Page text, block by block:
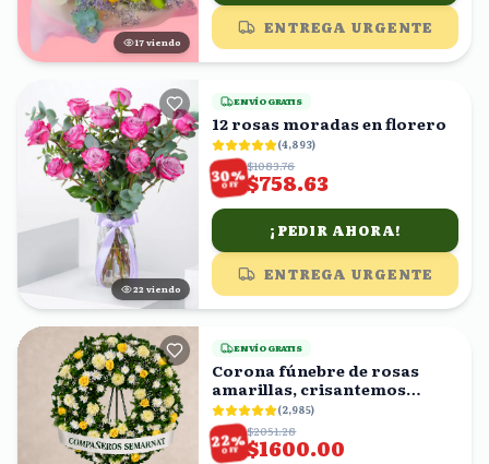
17 viendo
ENTREGA URGENTE
22 viendo
ENVÍO GRATIS
12 rosas moradas en florero
(4,893)
30%
OFF
$1083.76
$758.63
¡PEDIR AHORA!
ENTREGA URGENTE
ENVÍO GRATIS
Corona fúnebre de rosas
amarillas, crisantemos
blancos y follaje
(2,985)
22%
OFF
$2051.28
$1600.00